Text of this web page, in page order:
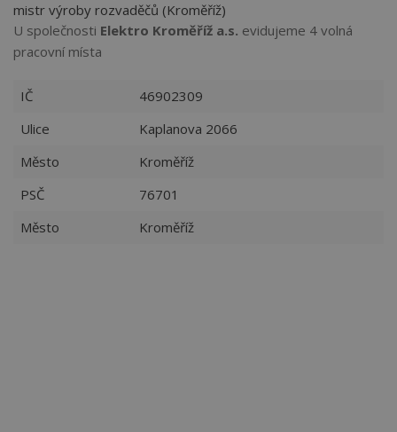
mistr výroby rozvaděčů (Kroměříž)
U společnosti Elektro Kroměříž a.s. evidujeme 4 volná
pracovní místa
IČ
46902309
Ulice
Kaplanova 2066
Město
Kroměříž
PSČ
76701
Město
Kroměříž